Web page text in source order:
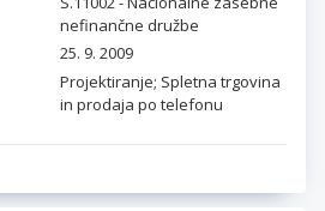
nefinančne družbe
25. 9. 2009
Projektiranje; Spletna trgovina
in prodaja po telefonu